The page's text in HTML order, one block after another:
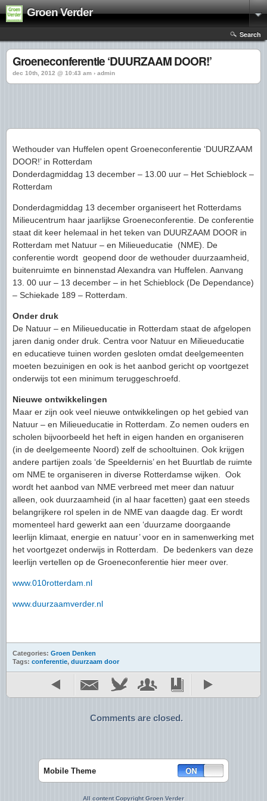
Groen Verder
Search
Groeneconferentie ‘DUURZAAM DOOR!’
dec 10th, 2012 @ 10:43 am › admin
Wethouder van Huffelen opent Groeneconferentie ‘DUURZAAM
DOOR!’ in Rotterdam
Donderdagmiddag 13 december – 13.00 uur – Het Schieblock –
Rotterdam
Donderdagmiddag 13 december organiseert het Rotterdams
Milieucentrum haar jaarlijkse Groeneconferentie. De conferentie
staat dit keer helemaal in het teken van DUURZAAM DOOR in
Rotterdam met Natuur – en Milieueducatie (NME). De
conferentie wordt geopend door de wethouder duurzaamheid,
buitenruimte en binnenstad Alexandra van Huffelen. Aanvang
13. 00 uur – 13 december – in het Schieblock (De Dependance)
– Schiekade 189 – Rotterdam.
Onder druk
De Natuur – en Milieueducatie in Rotterdam staat de afgelopen
jaren danig onder druk. Centra voor Natuur en Milieueducatie
en educatieve tuinen worden gesloten omdat deelgemeenten
moeten bezuinigen en ook is het aanbod gericht op voortgezet
onderwijs tot een minimum teruggeschroefd.
Nieuwe ontwikkelingen
Maar er zijn ook veel nieuwe ontwikkelingen op het gebied van
Natuur – en Milieueducatie in Rotterdam. Zo nemen ouders en
scholen bijvoorbeeld het heft in eigen handen en organiseren
(in de deelgemeente Noord) zelf de schooltuinen. Ook krijgen
andere partijen zoals ‘de Speeldernis’ en het Buurtlab de ruimte
om NME te organiseren in diverse Rotterdamse wijken. Ook
wordt het aanbod van NME verbreed met meer dan natuur
alleen, ook duurzaamheid (in al haar facetten) gaat een steeds
belangrijkere rol spelen in de NME van daagde dag. Er wordt
momenteel hard gewerkt aan een ‘duurzame doorgaande
leerlijn klimaat, energie en natuur’ voor en in samenwerking met
het voortgezet onderwijs in Rotterdam. De bedenkers van deze
leerlijn vertellen op de Groeneconferentie hier meer over.
www.010rotterdam.nl
www.duurzaamverder.nl
Categories: Groen Denken
Tags: conferentie, duurzaam door
Comments are closed.
Mobile Theme
All content Copyright Groen Verder